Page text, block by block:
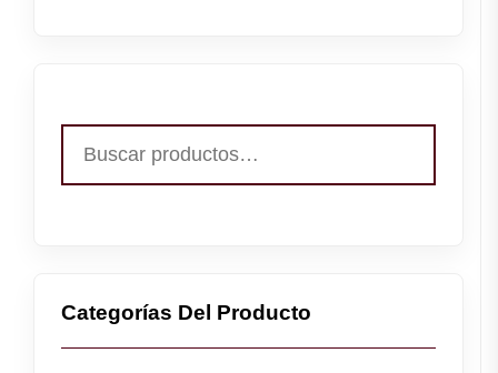
por:
Categorías Del Producto